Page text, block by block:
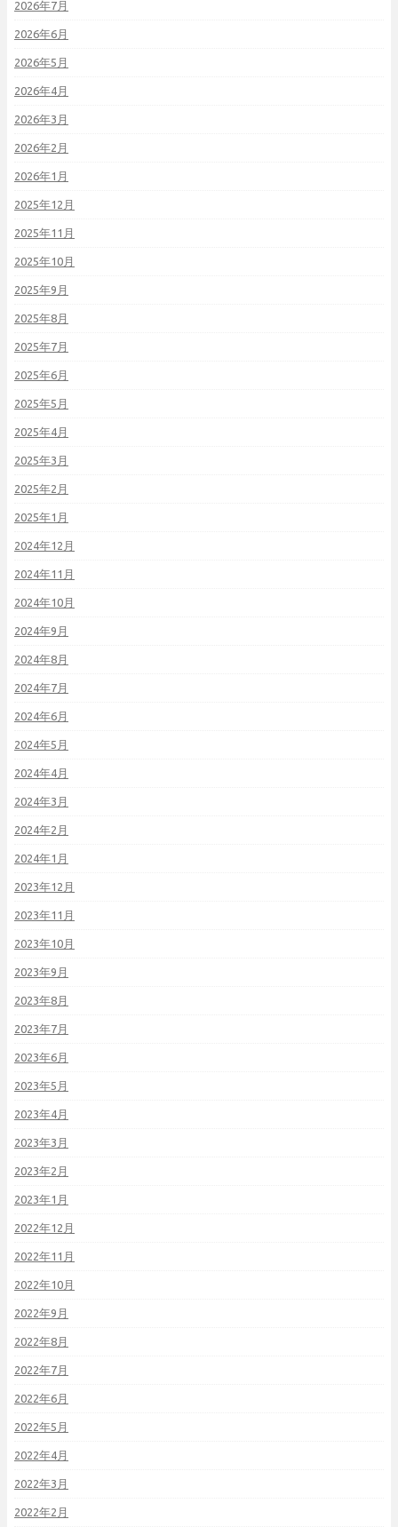
2026年7月
2026年6月
2026年5月
2026年4月
2026年3月
2026年2月
2026年1月
2025年12月
2025年11月
2025年10月
2025年9月
2025年8月
2025年7月
2025年6月
2025年5月
2025年4月
2025年3月
2025年2月
2025年1月
2024年12月
2024年11月
2024年10月
2024年9月
2024年8月
2024年7月
2024年6月
2024年5月
2024年4月
2024年3月
2024年2月
2024年1月
2023年12月
2023年11月
2023年10月
2023年9月
2023年8月
2023年7月
2023年6月
2023年5月
2023年4月
2023年3月
2023年2月
2023年1月
2022年12月
2022年11月
2022年10月
2022年9月
2022年8月
2022年7月
2022年6月
2022年5月
2022年4月
2022年3月
2022年2月